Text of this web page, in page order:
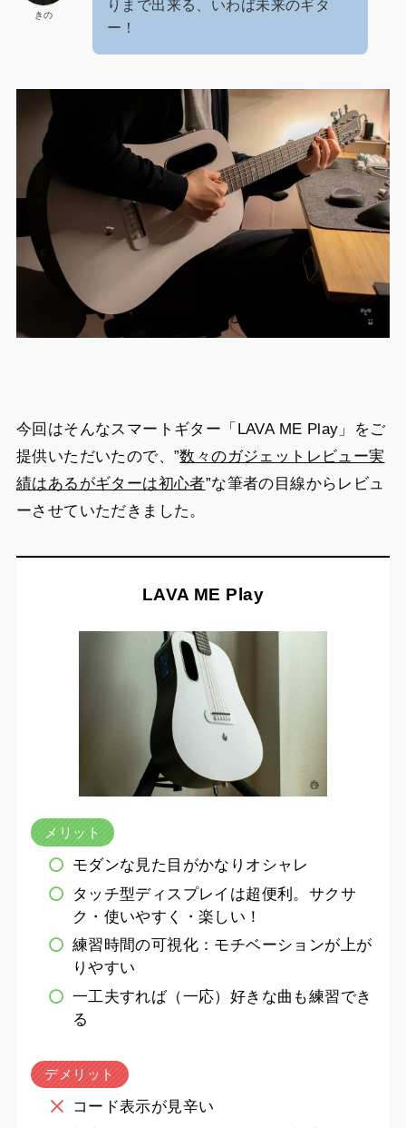
きの
りまで出来る、いわば未来のギタ
ー！
今回はそんなスマートギター「LAVA ME Play」をご
提供いただいたので、”数々のガジェットレビュー実
績はあるがギターは初心者”な筆者の目線からレビュ
ーさせていただきました。
LAVA ME Play
メリット
モダンな見た目がかなりオシャレ
タッチ型ディスプレイは超便利。サクサ
ク・使いやすく・楽しい！
練習時間の可視化：モチベーションが上が
りやすい
一工夫すれば（一応）好きな曲も練習でき
る
デメリット
コード表示が見辛い